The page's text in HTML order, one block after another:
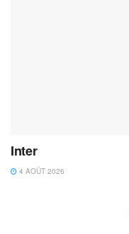
Inter
4 AOÛT 2026